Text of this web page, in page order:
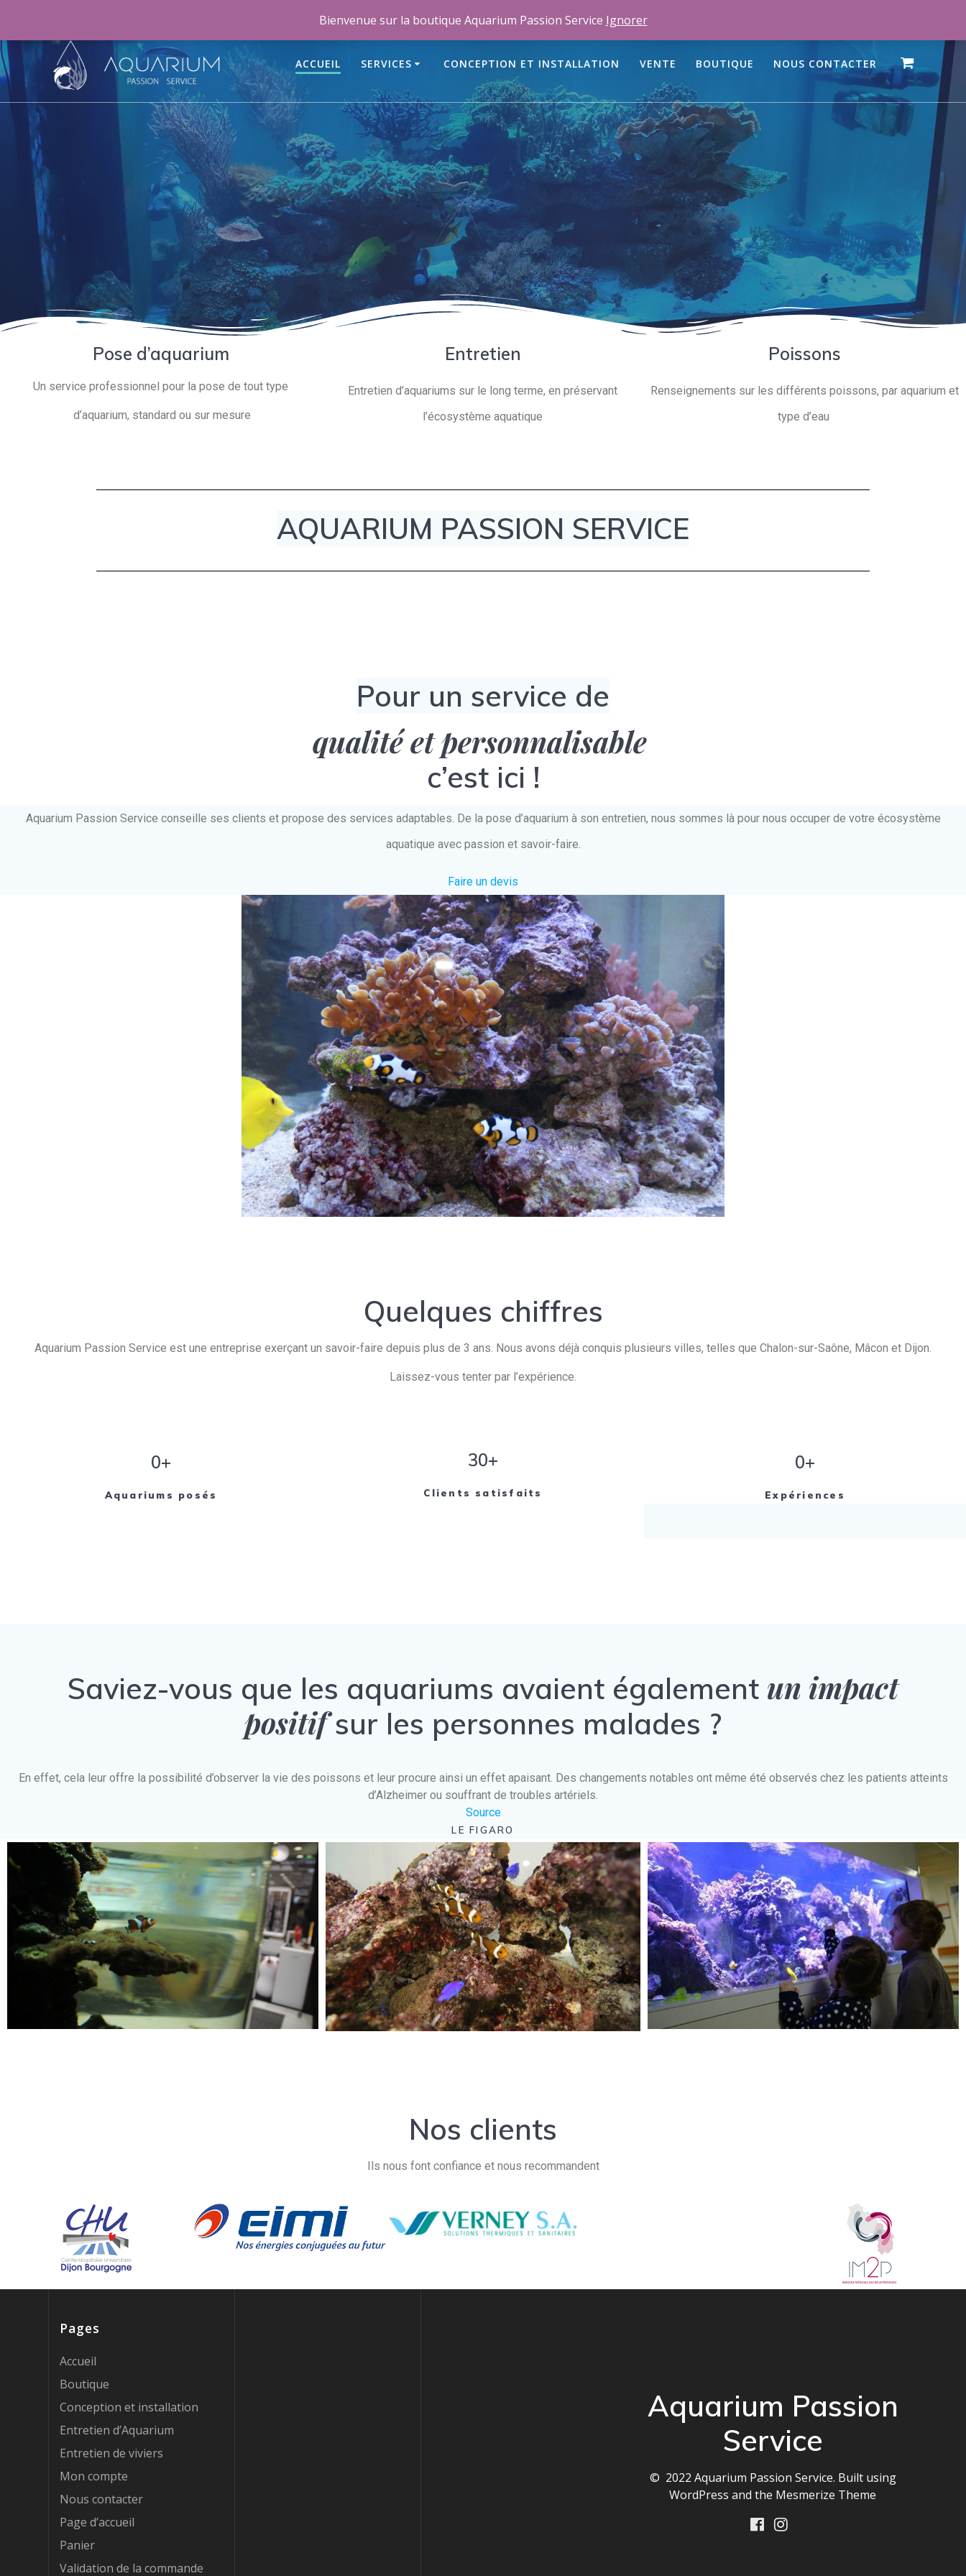
aquariumpassionservice@gmail.com
ACCUEIL SERVICES CONCEPTION ET INSTALLATION VENTE BOUTIQUE NOUS CONTACTER
Pose d’aquarium
Un service professionnel pour la pose de tout type
d’aquarium, standard ou sur mesure
Entretien
Entretien d’aquariums sur le long terme, en préservant
l’écosystème aquatique
Poissons
Renseignements sur les différents poissons, par aquarium et
type d’eau
AQUARIUM PASSION SERVICE
Pour un service de
qualité et personnalisable
c’est ici !
Aquarium Passion Service conseille ses clients et propose des services adaptables. De la pose d’aquarium à son entretien, nous sommes là pour nous occuper de votre écosystème
aquatique avec passion et savoir-faire.
Faire un devis
Quelques chiffres
Aquarium Passion Service est une entreprise exerçant un savoir-faire depuis plus de 3 ans. Nous avons déjà conquis plusieurs villes, telles que Chalon-sur-Saône, Mâcon et Dijon.
Laissez-vous tenter par l’expérience.
0+
Aquariums posés
30+
Clients satisfaits
0+
Expériences
Saviez-vous que les aquariums avaient également un impact
positifsur les personnes malades ?
En effet, cela leur offre la possibilité d’observer la vie des poissons et leur procure ainsi un effet apaisant. Des changements notables ont même été observés chez les patients atteints
d’Alzheimer ou souffrant de troubles artériels.
Source
LE FIGARO
Nos clients
Ils nous font confiance et nous recommandent
Pages
Accueil
Boutique
Conception et installation
Entretien d’Aquarium
Entretien de viviers
Mon compte
Nous contacter
Page d’accueil
Panier
Validation de la commande
Aquarium Passion
Service
© 2022 Aquarium Passion Service. Built using
WordPress and the Mesmerize Theme
Bienvenue sur la boutique Aquarium Passion Service Ignorer